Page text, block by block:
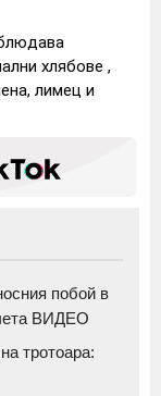
хлябове ,
лимец и
побой в
ВИДЕО
тротоара: